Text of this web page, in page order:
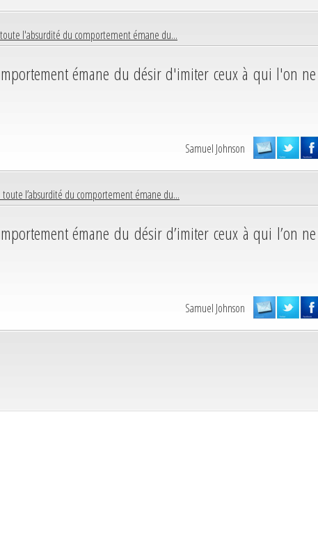
l'absurdité du comportement émane du...
émane du désir d'imiter ceux à qui l'on ne
Samuel Johnson
toute l’absurdité du comportement émane du...
émane du désir d’imiter ceux à qui l’on ne
Samuel Johnson